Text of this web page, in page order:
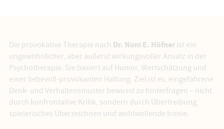
Die provokative Therapie nach Dr. Noni E. Höfnerist ein
ungewöhnlicher, aber äußerst wirkungsvoller Ansatz in der
Psychotherapie. Sie basiert auf Humor, Wertschätzung und
einer liebevoll-provokanten Haltung. Ziel ist es, eingefahrene
Denk- und Verhaltensmuster bewusst zu hinterfragen – nicht
durch konfrontative Kritik, sondern durch Übertreibung,
spielerisches Überzeichnen und wohlwollende Ironie.